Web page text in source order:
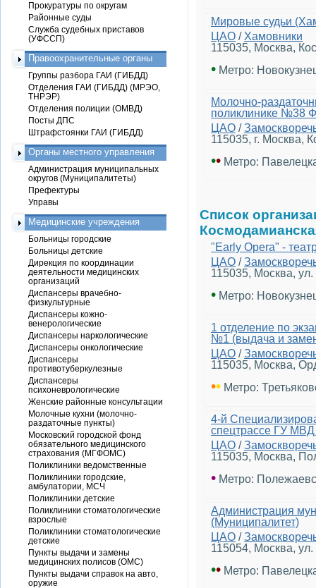
Мировые судьи
ЦАО / Хамовники
115035, Москва,
• Метро:
Молочно-
поликлинике №38
ЦАО /
115035, г. Москва,
•• Метро:
Список
"Early Opera" -
ЦАО /
115035, Москва,
• Метро:
1 отделение по
№1 (выдача и
ЦАО /
115035, Москва,
•• Метро:
4-й
спецтрассе ГУ МВД
ЦАО /
115035, Москва,
• Метро:
Администрация
(Муниципалитет)
ЦАО /
115054, Москва,
•• Метро:
Прокуратуры по округам
Районные суды
Служба судебных приставов
(УФССП)
Правоохранительные органы
Группы разбора ГАИ (ГИБДД)
Отделения ГАИ (ГИБДД) (МРЭО,
ТНРЭР)
Отделения полиции (ОМВД)
Посты ДПС
Штрафстоянки ГАИ (ГИБДД)
Органы местного управления
Администрация муниципальных
округов (Муниципалитеты)
Префектуры
Управы
Медицинские учреждения
Больницы городские
Больницы детские
Дирекция по координации
деятельности медицинских
организаций
Диспансеры врачебно-
физкультурные
Диспансеры кожно-
венерологические
Диспансеры наркологические
Диспансеры онкологические
Диспансеры
противотуберкулезные
Диспансеры
психоневрологические
Женские районные консультации
Молочные кухни (молочно-
раздаточные пункты)
Московский городской фонд
обязательного медицинского
страхования (МГФОМС)
Поликлиники ведомственные
Поликлиники городские,
амбулатории, МСЧ
Поликлиники детские
Поликлиники стоматологические
взрослые
Поликлиники стоматологические
детские
Пункты выдачи и замены
медицинских полисов (ОМС)
Пункты выдачи справок на авто,
оружие